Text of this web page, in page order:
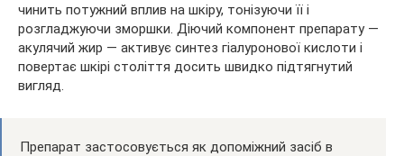
чинить потужний вплив на шкіру, тонізуючи її і
розгладжуючи зморшки. Діючий компонент препарату —
акулячий жир — активує синтез гіалуронової кислоти і
повертає шкірі століття досить швидко підтягнутий
вигляд.
Препарат застосовується як допоміжний засіб в